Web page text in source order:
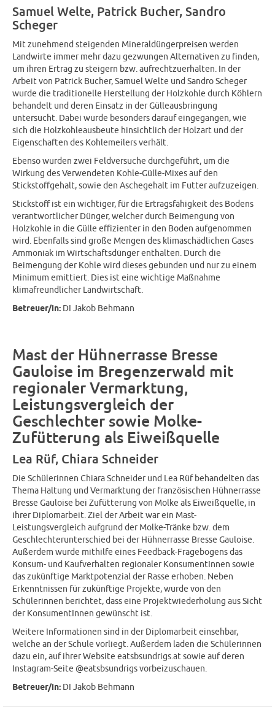
Samuel Welte, Patrick Bucher, Sandro
Scheger
Mit zunehmend steigenden Mineraldüngerpreisen werden
Landwirte immer mehr dazu gezwungen Alternativen zu finden,
um ihren Ertrag zu steigern bzw. aufrechtzuerhalten. In der
Arbeit von Patrick Bucher, Samuel Welte und Sandro Scheger
wurde die traditionelle Herstellung der Holzkohle durch Köhlern
behandelt und deren Einsatz in der Gülleausbringung
untersucht. Dabei wurde besonders darauf eingegangen, wie
sich die Holzkohleausbeute hinsichtlich der Holzart und der
Eigenschaften des Kohlemeilers verhält.
Ebenso wurden zwei Feldversuche durchgeführt, um die
Wirkung des Verwendeten Kohle-Gülle-Mixes auf den
Stickstoffgehalt, sowie den Aschegehalt im Futter aufzuzeigen.
Stickstoff ist ein wichtiger, für die Ertragsfähigkeit des Bodens
verantwortlicher Dünger, welcher durch Beimengung von
Holzkohle in die Gülle effizienter in den Boden aufgenommen
wird. Ebenfalls sind große Mengen des klimaschädlichen Gases
Ammoniak im Wirtschaftsdünger enthalten. Durch die
Beimengung der Kohle wird dieses gebunden und nur zu einem
Minimum emittiert. Dies ist eine wichtige Maßnahme
klimafreundlicher Landwirtschaft.
Betreuer/in: DI Jakob Behmann
Mast der Hühnerrasse Bresse
Gauloise im Bregenzerwald mit
regionaler Vermarktung,
Leistungsvergleich der
Geschlechter sowie Molke-
Zufütterung als Eiweißquelle
Lea Rüf, Chiara Schneider
Die Schülerinnen Chiara Schneider und Lea Rüf behandelten das
Thema Haltung und Vermarktung der französischen Hühnerrasse
Bresse Gauloise bei Zufütterung von Molke als Eiweißquelle, in
ihrer Diplomarbeit. Ziel der Arbeit war ein Mast-
Leistungsvergleich aufgrund der Molke-Tränke bzw. dem
Geschlechterunterschied bei der Hühnerrasse Bresse Gauloise.
Außerdem wurde mithilfe eines Feedback-Fragebogens das
Konsum- und Kaufverhalten regionaler KonsumentInnen sowie
das zukünftige Marktpotenzial der Rasse erhoben. Neben
Erkenntnissen für zukünftige Projekte, wurde von den
Schülerinnen berichtet, dass eine Projektwiederholung aus Sicht
der KonsumentInnen gewünscht ist.
Weitere Informationen sind in der Diplomarbeit einsehbar,
welche an der Schule vorliegt. Außerdem laden die Schülerinnen
dazu ein, auf ihrer Website eatsbsundrigs.at sowie auf deren
Instagram-Seite @eatsbsundrigs vorbeizuschauen.
Betreuer/in: DI Jakob Behmann